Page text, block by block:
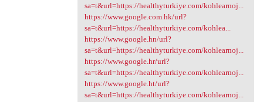
sa=t&url=https://healthyturkiye.com/kohlearnoj...
https://www.google.com.hk/url?
sa=t&url=https://healthyturkiye.com/kohlea...
https://www.google.hn/url?
sa=t&url=https://healthyturkiye.com/kohlearnoj...
https://www.google.hr/url?
sa=t&url=https://healthyturkiye.com/kohlearnoj...
https://www.google.ht/url?
sa=t&url=https://healthyturkiye.com/kohlearnoj...